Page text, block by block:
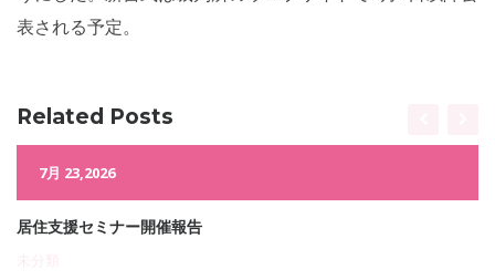
表される予定。
Related Posts
7月 23,2026
居住支援セミナー開催報告